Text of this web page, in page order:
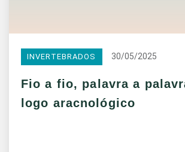
INVERTEBRADOS 30/05/2025
Fio a fio, palavra a
logo aracnológico